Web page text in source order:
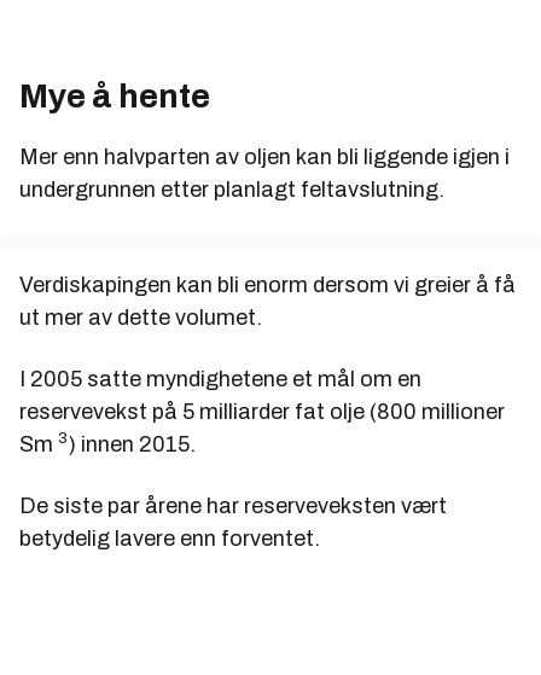
Mye å hente
Mer enn halvparten av oljen kan bli liggende igjen i
undergrunnen etter planlagt feltavslutning.
Verdiskapingen kan bli enorm dersom vi greier å få
ut mer av dette volumet.
I 2005 satte myndighetene et mål om en
reservevekst på 5 milliarder fat olje (800 millioner
Sm 3) innen 2015.
De siste par årene har reserveveksten vært
betydelig lavere enn forventet.